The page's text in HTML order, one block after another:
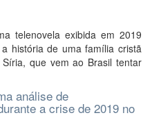
telenovela exibida em 2019
história de uma família cristã
que vem ao Brasil tentar
análise de
a crise de 2019 no